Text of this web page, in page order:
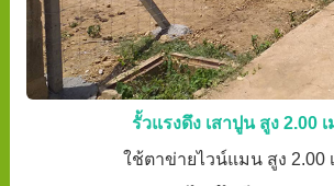
รั้วแรงดึง เสาปูน สูง 2.00
ใช้ตาข่ายไวน์แมน สูง 2.00